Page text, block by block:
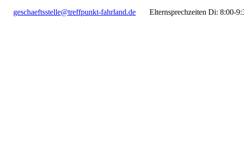
geschaeftsstelle@treffpunkt-fahrland.de Elternsprechzeiten Di: 8:00-